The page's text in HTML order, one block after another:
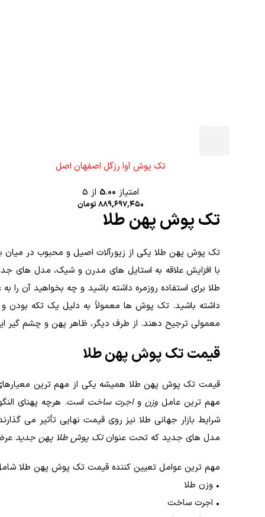
تک پوش آوا رزگل اصفهان اصل
امتیاز 5.00 از 5
۸۸۹,۶۹۷,۴۵۰تومان
تک پوش پهن طلا
تک پوش پهن طلا یکی از زیورآلات اصیل و محبوب در میان
با افزایش علاقه به استایل های مدرن و شیک، مدل های
طلا برای استفاده روزمره داشته باشید و چه بخواهید آن را
داشته باشید. تک پوش ها معمولاً به دلیل یک تکه بودن و
معمولی ترجیح دهند. از طرف دیگر، ظاهر پهن و چشم گیر
قیمت تک پوش پهن طلا
قیمت تک پوش پهن طلا همیشه یکی از مهم ترین معیارهای
مهم ترین عامل وزنواجرت ساخت است. هرچه پهنای
شرایط بازار جهانی طلا نیز روی قیمت نهایی تأثیر
مدل های جدید که تحت عنوانتک پوش طلا پهن جدید
مهم ترین عوامل تعیین کننده قیمت تک پوش پهن طلا
• وزن طلا
• اجرت ساخت